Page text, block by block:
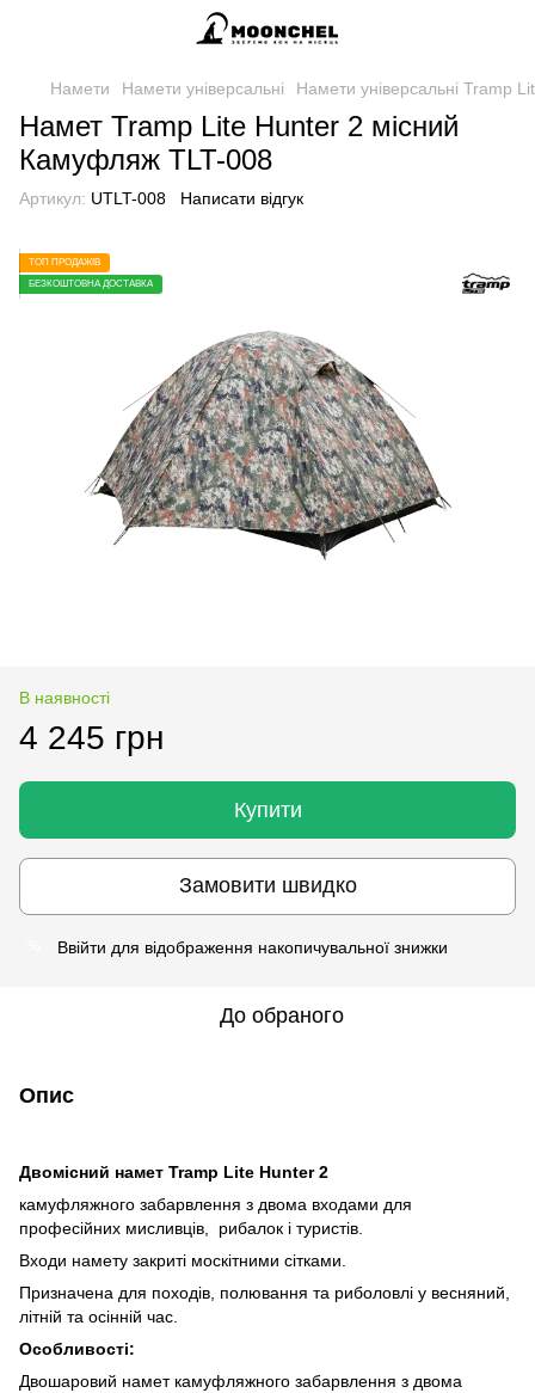
Намети Намети універсальні Намети універсальні Tramp
Намет Tramp Lite Hunter 2 місний
Камуфляж TLT-008
Артикул: UTLT-008 Написати відгук
ТОП ПРОДАЖІВ
БЕЗКОШТОВНА ДОСТАВКА
В наявності
4 245 грн
Купити
Замовити швидко
Ввійти для відображення накопичувальної знижки
До обраного
Опис
Двомісний намет Tramp Lite Hunter 2
камуфляжного забарвлення з двома входами для
професійних мисливців, рибалок і туристів.
Входи намету закриті москітними сітками.
Призначена для походів, полювання та риболовлі у весняний,
літній та осінній час.
Особливості:
Двошаровий намет камуфляжного забарвлення з двома